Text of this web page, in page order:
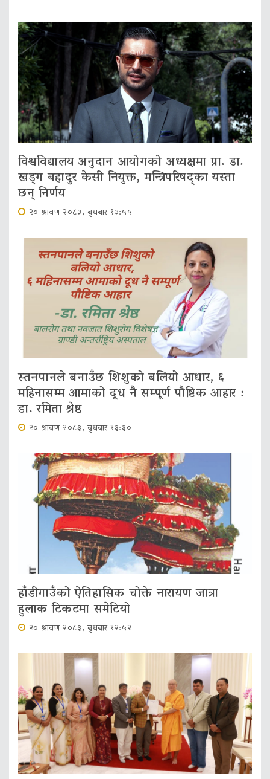
विश्वविद्यालय अनुदान आयोगको अध्यक्षमा प्रा. डा.
खड्ग बहादुर केसी नियुक्त, मन्त्रिपरिषद्का यस्ता
छन् निर्णय
२० श्रावण २०८३, बुधबार १३:५५
स्तनपानले बनाउँछ शिशुको बलियो आधार, ६
महिनासम्म आमाको दूध नै सम्पूर्ण पौष्टिक आहार :
डा. रमिता श्रेष्ठ
२० श्रावण २०८३, बुधबार १३:३०
हाँडीगाउँको ऐतिहासिक चोक्ते नारायण जात्रा
हुलाक टिकटमा समेटियो
२० श्रावण २०८३, बुधबार १२:५२